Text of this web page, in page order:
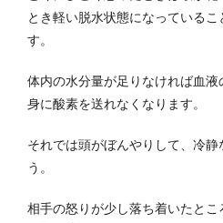
とき軽い脱水状態になっている
す。
体内の水分量が足りなければ血
身に酸素を送れなくなります。
それでは頭がぼんやりして、冷静
う。
相手の怒りが少し落ち着いたとこ